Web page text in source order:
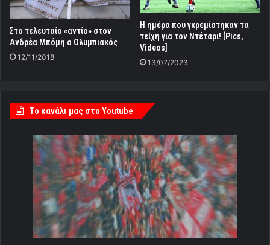
Στο τελευταίο «αντίο» στον
Ανδρέα Μπόμη ο Ολυμπιακός
12/11/2018
Η ημέρα που γκρεμίστηκαν τα
τείχη για τον Ντέταρι! [Pics,
Videos]
13/07/2023
Tο κανάλι μας στο Youtube